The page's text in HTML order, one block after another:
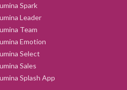
Spark
Leader
Team
Emotion
Select
Sales
Splash App